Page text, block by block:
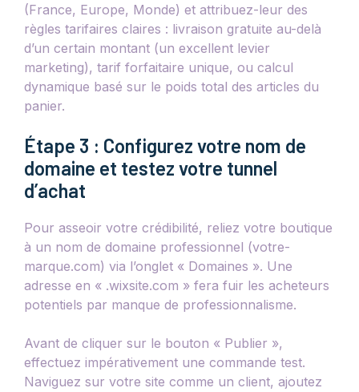
(France, Europe, Monde) et attribuez-leur des
règles tarifaires claires : livraison gratuite au-delà
d’un certain montant (un excellent levier
marketing), tarif forfaitaire unique, ou calcul
dynamique basé sur le poids total des articles du
panier.
Étape 3 : Configurez votre nom de
domaine et testez votre tunnel
d’achat
Pour asseoir votre crédibilité, reliez votre boutique
à un nom de domaine professionnel (votre-
marque.com) via l’onglet « Domaines ». Une
adresse en « .wixsite.com » fera fuir les acheteurs
potentiels par manque de professionnalisme.
Avant de cliquer sur le bouton « Publier »,
effectuez impérativement une commande test.
Naviguez sur votre site comme un client, ajoutez